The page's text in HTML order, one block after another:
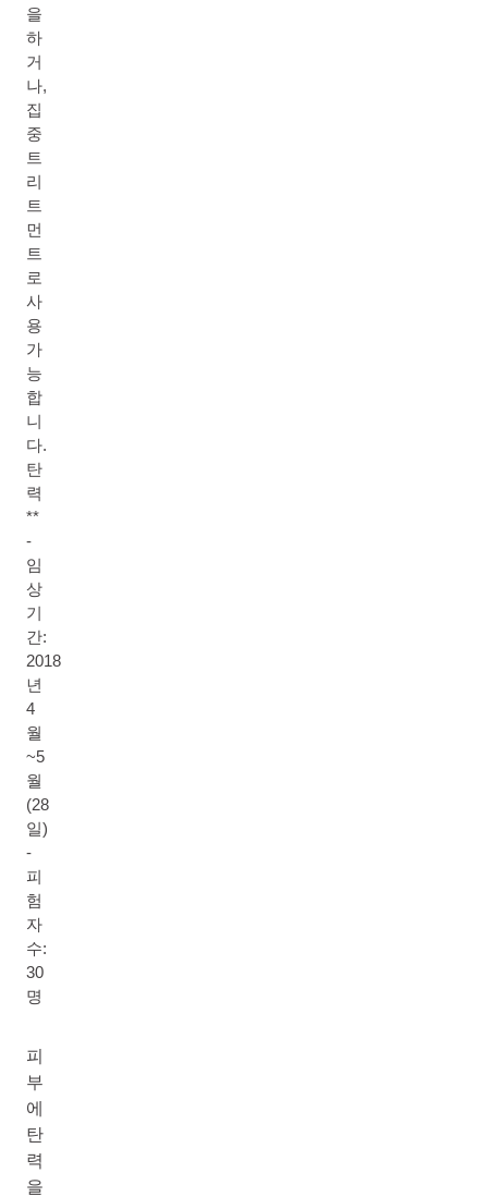
을
하
거
나,
집
중
트
리
트
먼
트
로
사
용
가
능
합
니
다.
탄
력
**
-
임
상
기
간:
2018
년
4
월
~5
월
(28
일)
-
피
험
자
수:
30
명
피
부
에
탄
력
을